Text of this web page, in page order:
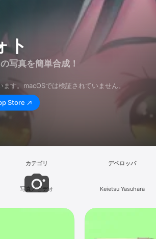
ト
写真を簡単合成！
す。macOSでは検証されていません。
Store
カテゴリ
写真／ビデオ
デベロッパ
Keietsu Yasuhara